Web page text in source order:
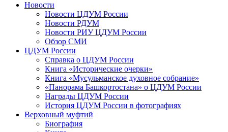
Новости
Новости ЦДУМ России
Новости РДУМ
Новости РИУ ЦДУМ России
Обзор СМИ
ЦДУМ России
Справка о ЦДУМ России
Книга «Исторические очерки»
Книга «Мусульманское духовное собрание»
«Панорама Башкортостана» о ЦДУМ России
Награды ЦДУМ России
История ЦДУМ России в фотографиях
Верховный муфтий
Биография